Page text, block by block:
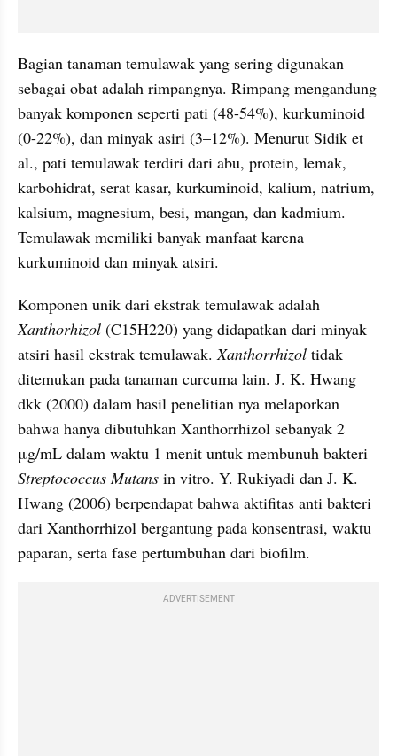
Bagian tanaman temulawak yang sering digunakan
sebagai obat adalah rimpangnya. Rimpang mengandung
banyak komponen seperti pati (48-54%), kurkuminoid
(0-22%), dan minyak asiri (3–12%). Menurut Sidik et
al., pati temulawak terdiri dari abu, protein, lemak,
karbohidrat, serat kasar, kurkuminoid, kalium, natrium,
kalsium, magnesium, besi, mangan, dan kadmium.
Temulawak memiliki banyak manfaat karena
kurkuminoid dan minyak atsiri.
Komponen unik dari ekstrak temulawak adalah
Xanthorhizol (C15H220) yang didapatkan dari minyak
atsiri hasil ekstrak temulawak. Xanthorrhizol tidak
ditemukan pada tanaman curcuma lain. J. K. Hwang
dkk (2000) dalam hasil penelitian nya melaporkan
bahwa hanya dibutuhkan Xanthorrhizol sebanyak 2
Streptococcus Mutans in vitro. Y. Rukiyadi dan J. K.
Hwang (2006) berpendapat bahwa aktifitas anti bakteri
dari Xanthorrhizol bergantung pada konsentrasi, waktu
paparan, serta fase pertumbuhan dari biofilm.
ADVERTISEMENT